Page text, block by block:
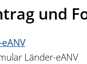
und
Länder-eANV